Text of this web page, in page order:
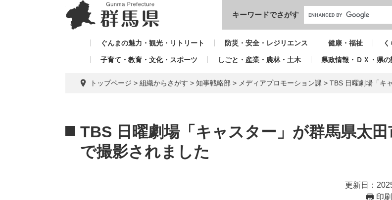
本文へ
キーワードでさがす
ぐんまの魅力・観光・リトリート 防災・安全・レジリエンス 健康・福祉
子育て・教育・文化・スポーツ しごと・産業・農林・土木 県政情報・ＤＸ・県
トップページ > 組織からさがす > 知事戦略部 > メディアプロモーション課 > TBS 日曜劇場「キ
文
TBS 日曜劇場「キャスター」が群馬県太田
で撮影されました
更新日：
印